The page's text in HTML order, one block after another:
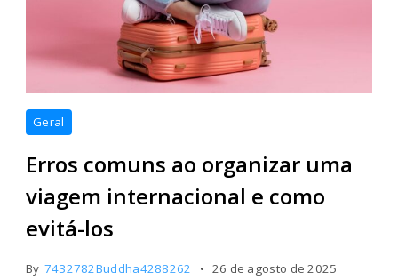
Geral
Erros comuns ao organizar uma
viagem internacional e como
evitá-los
By 7432782Buddha4288262 26 de agosto de 2025